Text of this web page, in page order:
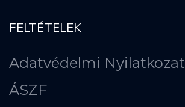
FELTÉTELEK
Adatvédelmi Nyilatkozat
ÁSZF